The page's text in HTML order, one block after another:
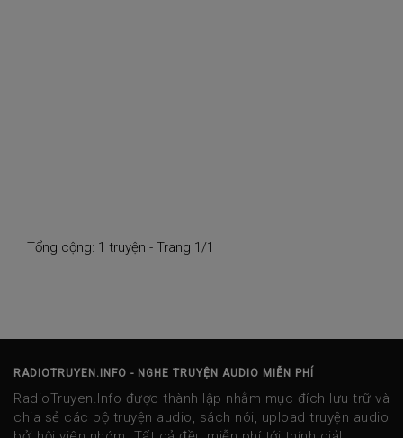
Tổng cộng: 1 truyện - Trang 1/1
RADIOTRUYEN.INFO - NGHE TRUYỆN AUDIO MIỄN PHÍ
RadioTruyen.Info được thành lập nhằm mục đích lưu trữ và
chia sẻ các bộ truyện audio, sách nói, upload truyện audio